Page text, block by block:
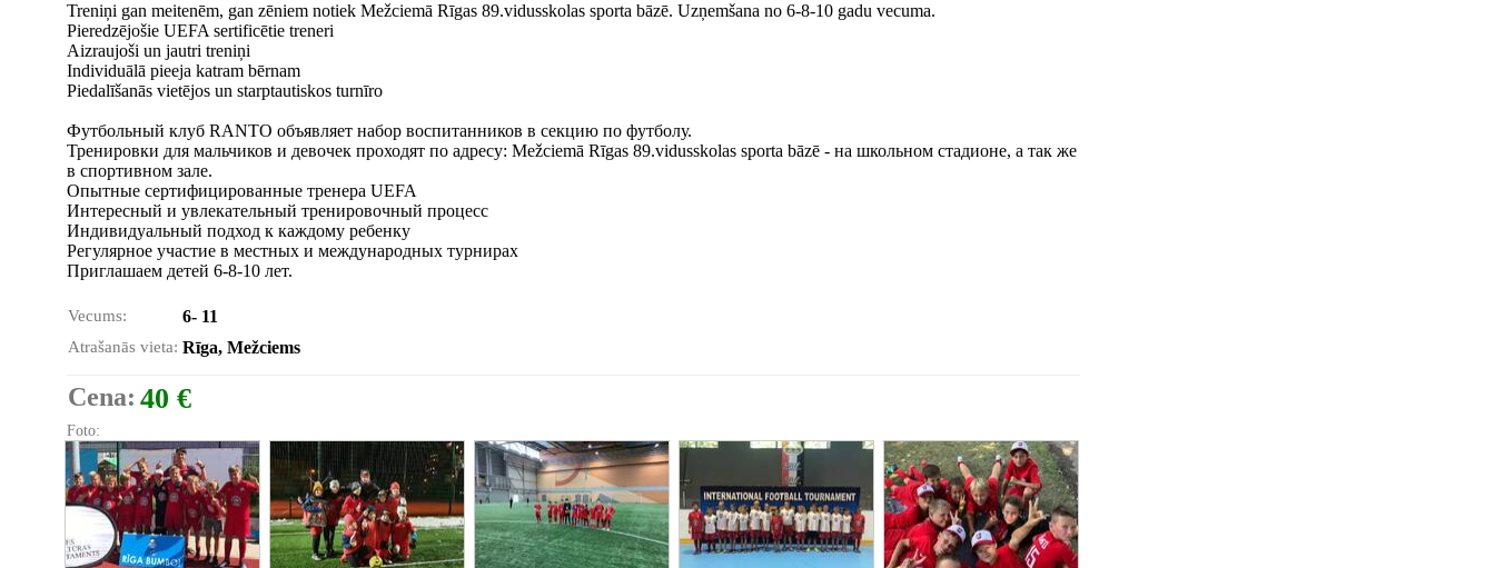
Treniņi gan meitenēm, gan zēniem notiek Mežciemā Rīgas 89.vidusskolas sporta bāzē. Uzņemšana no 6-8-10 gadu vecuma.
Pieredzējošie UEFA sertificētie treneri
Aizraujoši un jautri treniņi
Individuālā pieeja katram bērnam
Piedalīšanās vietējos un starptautiskos turnīro
Футбольный клуб RANTO объявляет набор воспитанников в секцию по футболу.
Тренировки для мальчиков и девочек проходят по адресу: Mežciemā Rīgas 89.vidusskolas sporta bāzē - на школьном стадионе, а так же
в спортивном зале.
Опытные сертифицированные тренера UEFA
Интересный и увлекательный тренировочный процесс
Индивидуальный подход к каждому ребенку
Регулярное участие в местных и международных турнирах
Приглашаем детей 6-8-10 лет.
Vecums: 6- 11
Atrašanās vieta: Rīga, Mežciems
Cena: 40 €
Foto: